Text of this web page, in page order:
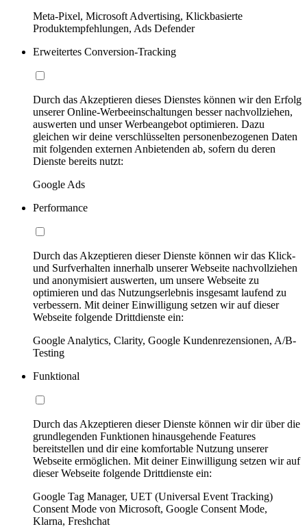
Meta-Pixel, Microsoft Advertising, Klickbasierte
Produktempfehlungen, Ads Defender
Erweitertes Conversion-Tracking
Durch das Akzeptieren dieses Dienstes können wir den Erfolg
unserer Online-Werbeeinschaltungen besser nachvollziehen,
auswerten und unser Werbeangebot optimieren. Dazu
gleichen wir deine verschlüsselten personenbezogenen Daten
mit folgenden externen Anbietenden ab, sofern du deren
Dienste bereits nutzt:
Google Ads
Performance
Durch das Akzeptieren dieser Dienste können wir das Klick-
und Surfverhalten innerhalb unserer Webseite nachvollziehen
und anonymisiert auswerten, um unsere Webseite zu
optimieren und das Nutzungserlebnis insgesamt laufend zu
verbessern. Mit deiner Einwilligung setzen wir auf dieser
Webseite folgende Drittdienste ein:
Google Analytics, Clarity, Google Kundenrezensionen, A/B-
Testing
Funktional
Durch das Akzeptieren dieser Dienste können wir dir über die
grundlegenden Funktionen hinausgehende Features
bereitstellen und dir eine komfortable Nutzung unserer
Webseite ermöglichen. Mit deiner Einwilligung setzen wir auf
dieser Webseite folgende Drittdienste ein:
Google Tag Manager, UET (Universal Event Tracking)
Consent Mode von Microsoft, Google Consent Mode,
Klarna, Freshchat